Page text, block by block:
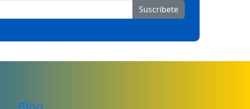
Suscribete